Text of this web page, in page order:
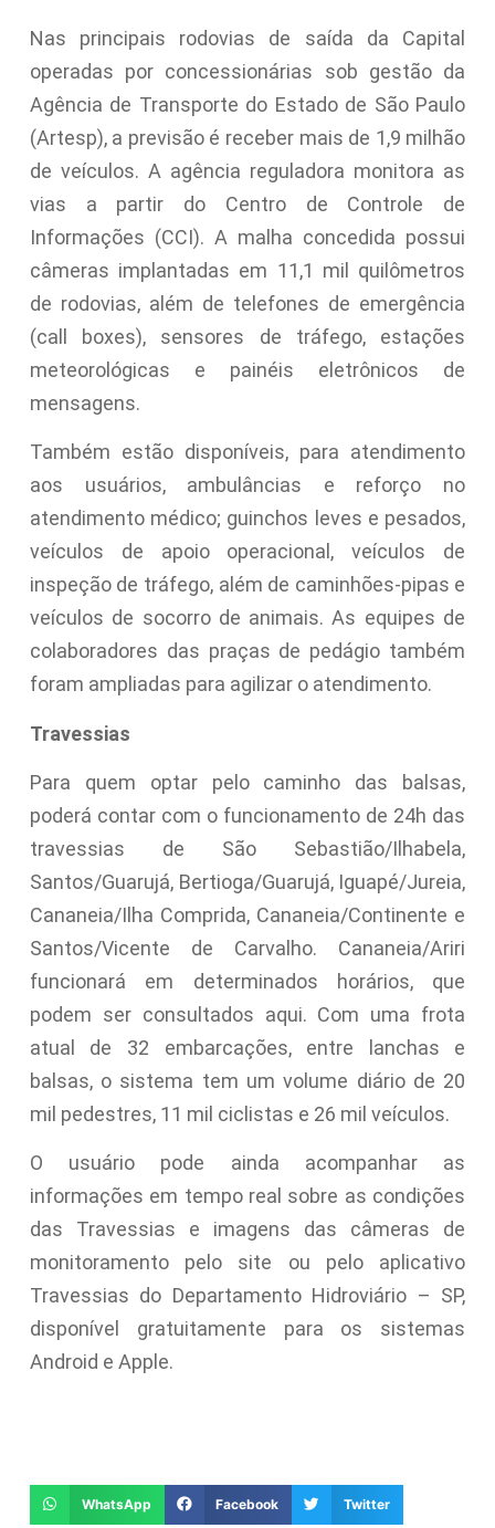
Nas principais rodovias de saída da Capital
operadas por concessionárias sob gestão da
Agência de Transporte do Estado de São Paulo
(Artesp), a previsão é receber mais de 1,9 milhão
de veículos. A agência reguladora monitora as
vias a partir do Centro de Controle de
Informações (CCI). A malha concedida possui
câmeras implantadas em 11,1 mil quilômetros
de rodovias, além de telefones de emergência
(call boxes), sensores de tráfego, estações
meteorológicas e painéis eletrônicos de
mensagens.
Também estão disponíveis, para atendimento
aos usuários, ambulâncias e reforço no
atendimento médico; guinchos leves e pesados,
veículos de apoio operacional, veículos de
inspeção de tráfego, além de caminhões-pipas e
veículos de socorro de animais. As equipes de
colaboradores das praças de pedágio também
foram ampliadas para agilizar o atendimento.
Travessias
Para quem optar pelo caminho das balsas,
poderá contar com o funcionamento de 24h das
travessias de São Sebastião/Ilhabela,
Santos/Guarujá, Bertioga/Guarujá, Iguapé/Jureia,
Cananeia/Ilha Comprida, Cananeia/Continente e
Santos/Vicente de Carvalho. Cananeia/Ariri
funcionará em determinados horários, que
podem ser consultados aqui. Com uma frota
atual de 32 embarcações, entre lanchas e
balsas, o sistema tem um volume diário de 20
mil pedestres, 11 mil ciclistas e 26 mil veículos.
O usuário pode ainda acompanhar as
informações em tempo real sobre as condições
das Travessias e imagens das câmeras de
monitoramento pelo site ou pelo aplicativo
Travessias do Departamento Hidroviário – SP,
disponível gratuitamente para os sistemas
Android e Apple.
WhatsApp Facebook Twitter